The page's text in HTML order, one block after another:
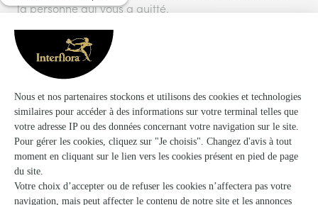
la personne qui vous a quitté.
sens et permettent de fleurir cet adieu en exprimant
des émotions profondes avec délicatesse et élégance.
compositions funéraires
couronnes et les coussins, offrent un message
chaleureux de soutien à la famille endeuillée.
Les couleurs des fleurspeuvent également ajouter une
symbolique afin d’appuyer votre message. Le blanc,
par exemple, symbolise la pureté et l’innocence.
Lesfleurs de deuil comme les roses blanches
souvent privilégiées pour témoigner son respect envers